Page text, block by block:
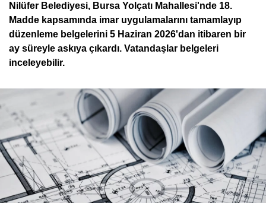
Nilüfer Belediyesi, Bursa Yolçatı Mahallesi'nde 18.
Madde kapsamında imar uygulamalarını tamamlayıp
düzenleme belgelerini 5 Haziran 2026'dan itibaren bir
ay süreyle askıya çıkardı. Vatandaşlar belgeleri
inceleyebilir.